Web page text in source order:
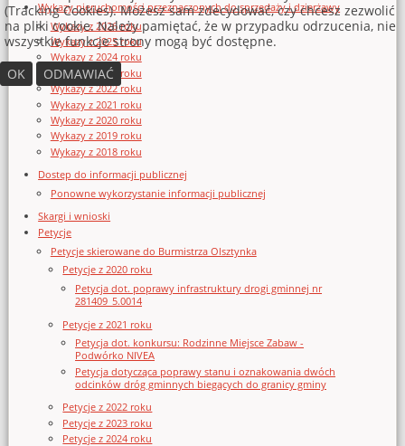
Wykazy nieruchomości przeznaczonych do sprzedaży i dzierżawy
Wykazy z 2026 roku
Wykazy z 2025 roku
Wykazy z 2024 roku
Wykazy z 2023 roku
Wykazy z 2022 roku
Wykazy z 2021 roku
Wykazy z 2020 roku
Wykazy z 2019 roku
Wykazy z 2018 roku
Dostęp do informacji publicznej
Ponowne wykorzystanie informacji publicznej
Skargi i wnioski
Petycje
Petycje skierowane do Burmistrza Olsztynka
Petycje z 2020 roku
Petycja dot. poprawy infrastruktury drogi gminnej nr
281409_5.0014
Petycje z 2021 roku
Petycja dot. konkursu: Rodzinne Miejsce Zabaw -
Podwórko NIVEA
Petycja dotycząca poprawy stanu i oznakowania dwóch
odcinków dróg gminnych biegących do granicy gminy
Petycje z 2022 roku
Petycje z 2023 roku
Petycje z 2024 roku
(Tracking Cookies). Możesz sam zdecydować, czy chcesz zezwolić
na pliki cookie. Należy pamiętać, że w przypadku odrzucenia, nie
wszystkie funkcje strony mogą być dostępne.
OK
ODMAWIAĆ